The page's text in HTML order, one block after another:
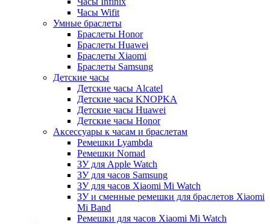
Часы Wifit
Умные браслеты
Браслеты Honor
Браслеты Huawei
Браслеты Xiaomi
Браслеты Samsung
Детские часы
Детские часы Alcatel
Детские часы KNOPKA
Детские часы Huawei
Детские часы Honor
Аксессуары к часам и браслетам
Ремешки Lyambda
Ремешки Nomad
ЗУ для Apple Watch
ЗУ для часов Samsung
ЗУ для часов Xiaomi Mi Watch
ЗУ и сменные ремешки для браслетов Xiaomi
Mi Band
Ремешки для часов Xiaomi Mi Watch